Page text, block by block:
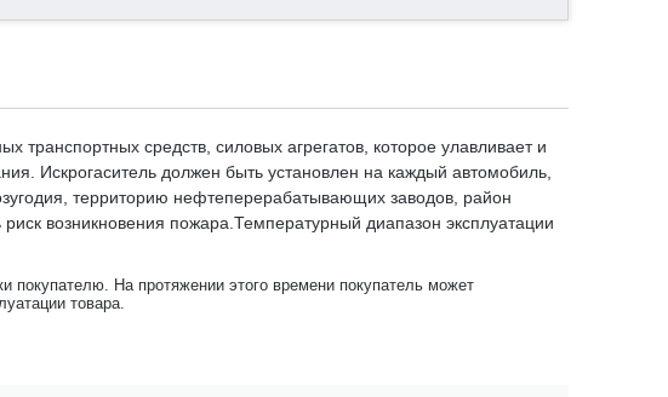
транспортных средств, силовых агрегатов, которое улавливает и
Искрогаситель должен быть установлен на каждый автомобиль,
территорию нефтеперерабатывающих заводов, район
возникновения пожара.Температурный диапазон эксплуатации
покупателю. На протяжении этого времени покупатель может
товара.